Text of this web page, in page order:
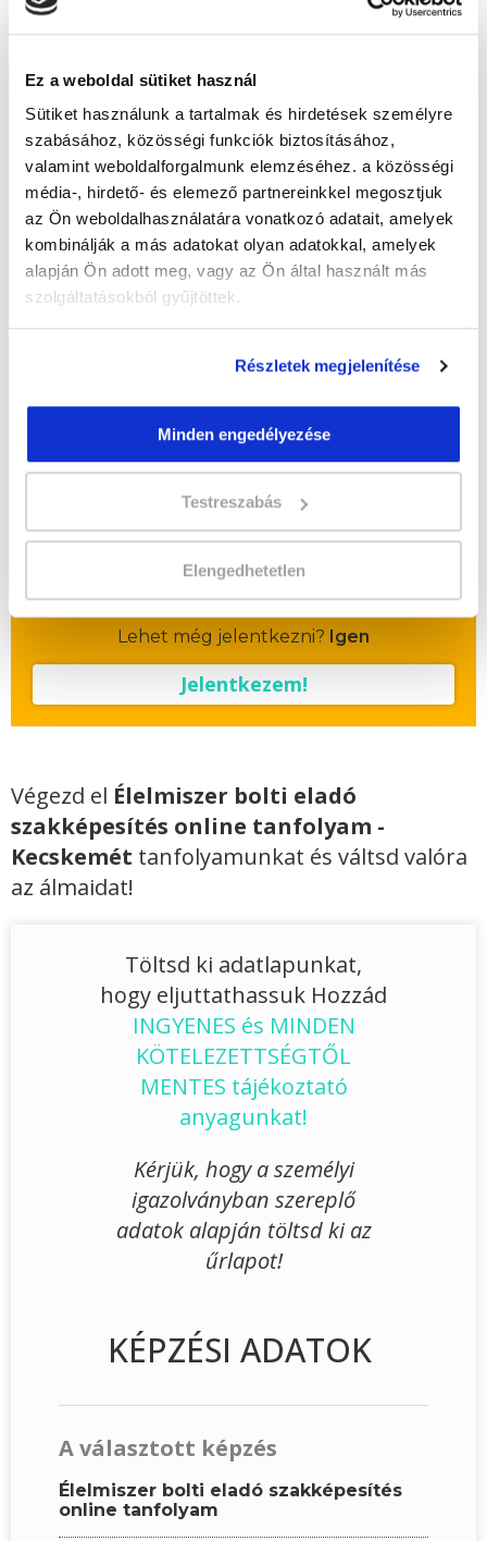
Ez a weboldal sütiket használ
Sütiket használunk a tartalmak és hirdetések személyre
szabásához, közösségi funkciók biztosításához,
valamint weboldalforgalmunk elemzéséhez. a közösségi
média-, hirdető- és elemező partnereinkkel megosztjuk
az Ön weboldalhasználatára vonatkozó adatait, amelyek
kombinálják a más adatokat olyan adatokkal, amelyek
alapján Ön adott meg, vagy az Ön által használt más
szolgáltatásokból gyűjtöttek.
Részletek megjelenítése
Minden engedélyezése
Testreszabás
Elengedhetetlen
Guzmics Gréta
+36302262580
" T " csoport
44 nap az indulásig!
2026-09-22
egyösszegű befizetés esetén + minden
hallgatónk részére ajándék Pénztárgép helyes
kezelése tanfolyam 49.990 Ft értékben!
60 000 Ft
A csoport a meghirdetett időpontban
biztosan indul!
Lehet még jelentkezni? Igen
Jelentkezem!
Végezd el Élelmiszer bolti eladó
szakképesítés online tanfolyam -
Kecskemét tanfolyamunkat és váltsd valóra
az álmaidat!
Töltsd ki adatlapunkat,
hogy eljuttathassuk Hozzád
INGYENES és MINDEN
KÖTELEZETTSÉGTŐL
MENTES tájékoztató
anyagunkat!
Kérjük, hogy a személyi
igazolványban szereplő
adatok alapján töltsd ki az
űrlapot!
KÉPZÉSI ADATOK
A választott képzés
Élelmiszer bolti eladó szakképesítés
online tanfolyam